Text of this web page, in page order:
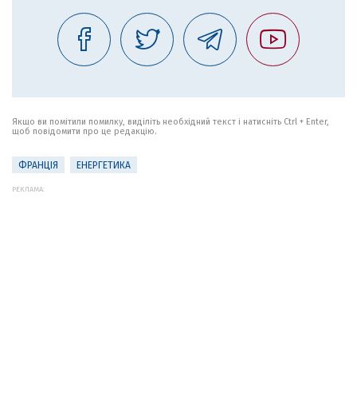
Якщо ви помітили помилку, виділіть необхідний текст і натисніть Ctrl + Enter,
щоб повідомити про це редакцію.
ФРАНЦІЯ ЕНЕРГЕТИКА
РЕКЛАМА: